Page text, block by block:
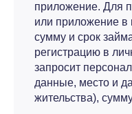
приложение. Для
или приложение в
сумму и срок
регистрацию в
запросит
данные, место и
жительства),